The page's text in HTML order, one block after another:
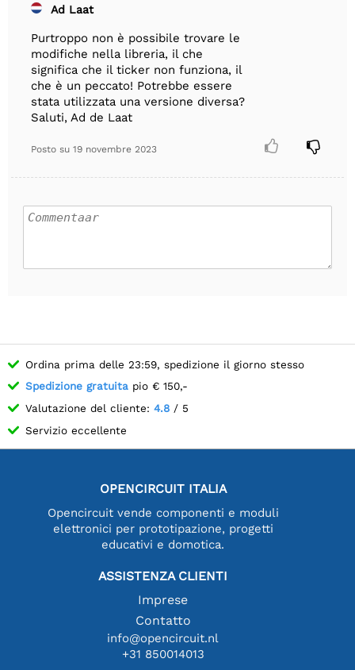
Ad Laat
Purtroppo non è possibile trovare le
modifiche nella libreria, il che
significa che il ticker non funziona, il
che è un peccato! Potrebbe essere
stata utilizzata una versione diversa?
Saluti, Ad de Laat
Posto su 19 novembre 2023  
Ordina prima delle 23:59, spedizione il giorno stesso
Spedizione gratuita pio € 150,-
Valutazione del cliente: 4.8 / 5
Servizio eccellente
OPENCIRCUIT ITALIA
Opencircuit vende componenti e moduli
elettronici per prototipazione, progetti
educativi e domotica.
ASSISTENZA CLIENTI
Imprese
Contatto
info@opencircuit.nl
+31 850014013